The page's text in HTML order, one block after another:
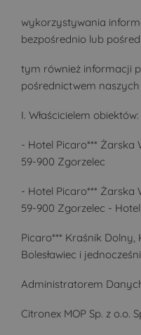
wykorzystywania
bezpośrednio lub
tym również informacji
pośrednictwem
I. Właścicielem obiektów:
- Hotel Picaro*** Żarska
59-900 Zgorzelec
- Hotel Picaro*** Żarska
59-900 Zgorzelec - Hotel
Picaro*** Kraśnik Dolny,
Bolesławiec i
Administratorem
Citronex MOP Sp. z o.o.